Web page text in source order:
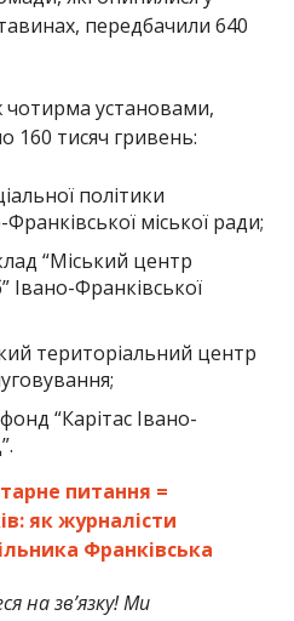
передбачили 640
чотирма установами,
160 тисяч гривень:
політики
міської ради;
“Міський центр
Івано-Франківської
територіальний центр
“Карітас Івано-
питання =
як журналісти
Франківська
на зв’язку! Ми